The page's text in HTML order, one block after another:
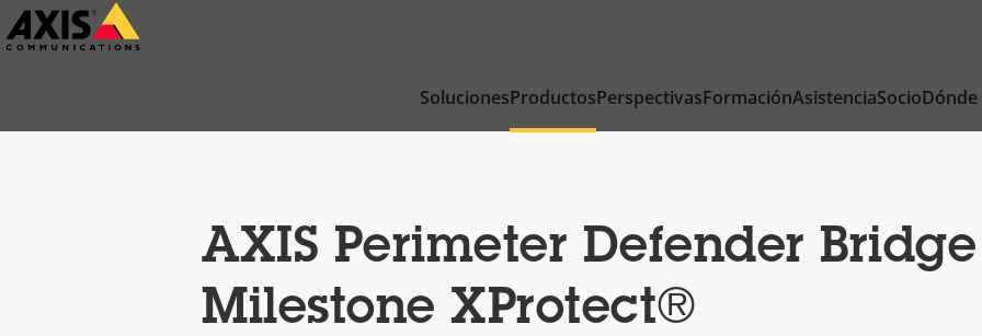
Saltar
al
SolucionesProductosPerspectivasFormaciónAsistenciaSocio
AXIS Perimeter Defender
Milestone XProtect®